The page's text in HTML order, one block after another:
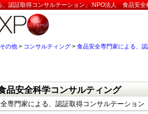
、認証取得コンサルテーション」:NPO法人 食品安
その他 > コンサルティング > 食品安全専門家による、
安全科学コンサルティング
専門家による、認証取得コンサルテーション